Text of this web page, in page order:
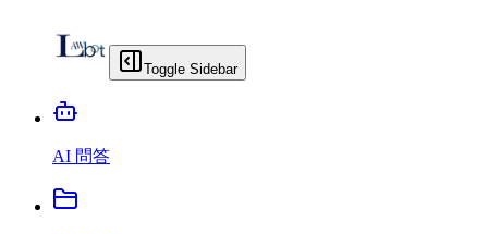
Toggle Sidebar
AI 問答